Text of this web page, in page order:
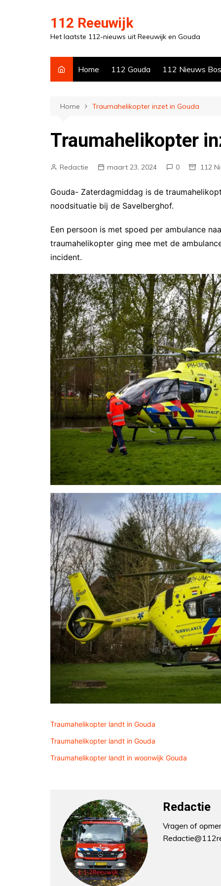
112 Reeuwijk
Het laatste 112-nieuws uit Reeuwijk en Gouda
Home 112 Gouda 112 Nieuws
Home Traumahelikopter inzet in Gouda
Traumahelikopter
Redactie maart 23, 2024 0 112
Gouda- Zaterdagmiddag is de
noodsituatie bij de Savelberghof.
Een persoon is met spoed per ambulance
traumahelikopter ging mee met de
incident.
Traumahelikopter landt in Gouda
Traumahelikopter landt in Gouda
Traumahelikopter landt in woonwijk Gouda
Redactie
Vragen of